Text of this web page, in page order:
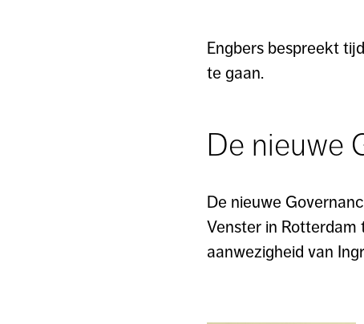
Engbers bespreekt
te gaan.
De nieuwe
De nieuwe
Venster in Rotterdam
aanwezigheid van